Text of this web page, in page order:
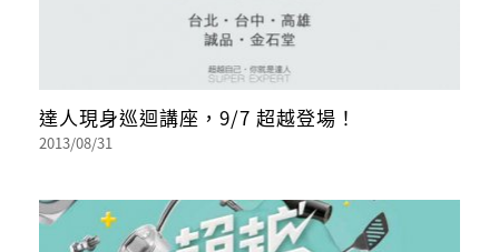
達人現身巡迴講座，9/7 超越登場！
2013/08/31